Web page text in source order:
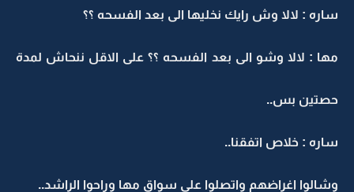
ساره : لالا وش رايك نخليها الى بعد الفسحه ؟؟
مها : لالا وشو الى بعد الفسحه ؟؟ على الاقل ننحاش لمدة
حصتين بس..
ساره : خلاص اتفقنا..
وشالوا اغراضهم واتصلوا على سواق مها وراحوا الراشد..